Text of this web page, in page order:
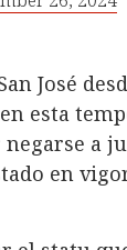
José
esta
a
en